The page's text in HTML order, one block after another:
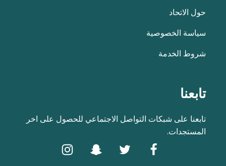
حول الاتحاد
سياسة الخصوصية
شروط الخدمة
تابعنا
تابعنا على شبكات التواصل الاجتماعي للحصول على اخر
المستجدات.